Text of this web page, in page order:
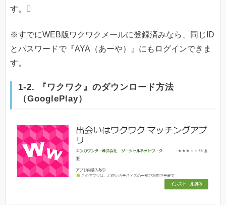
す。
※すでにWEB版ワクワクメールに登録済みなら、同じID
とパスワードで『AYA（あーや）』にもログインできま
す。
1-2. 『ワクワク』のダウンロード方法
（GooglePlay）